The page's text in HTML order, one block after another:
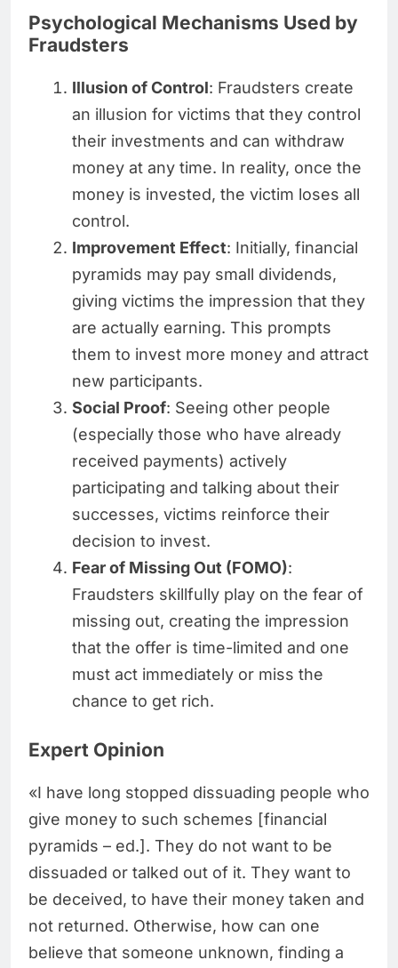
Psychological Mechanisms Used by
Fraudsters
Illusion of Control: Fraudsters create
an illusion for victims that they control
their investments and can withdraw
money at any time. In reality, once the
money is invested, the victim loses all
control.
Improvement Effect: Initially, financial
pyramids may pay small dividends,
giving victims the impression that they
are actually earning. This prompts
them to invest more money and attract
new participants.
Social Proof: Seeing other people
(especially those who have already
received payments) actively
participating and talking about their
successes, victims reinforce their
decision to invest.
Fear of Missing Out (FOMO):
Fraudsters skillfully play on the fear of
missing out, creating the impression
that the offer is time-limited and one
must act immediately or miss the
chance to get rich.
Expert Opinion
«I have long stopped dissuading people who
give money to such schemes [financial
pyramids – ed.]. They do not want to be
dissuaded or talked out of it. They want to
be deceived, to have their money taken and
not returned. Otherwise, how can one
believe that someone unknown, finding a